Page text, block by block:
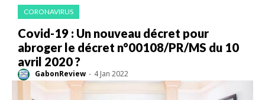
CORONAVIRUS
Covid-19 : Un nouveau décret pour
abroger le décret n°00108/PR/MS du 10
avril 2020 ?
GabonReview - 4 Jan 2022